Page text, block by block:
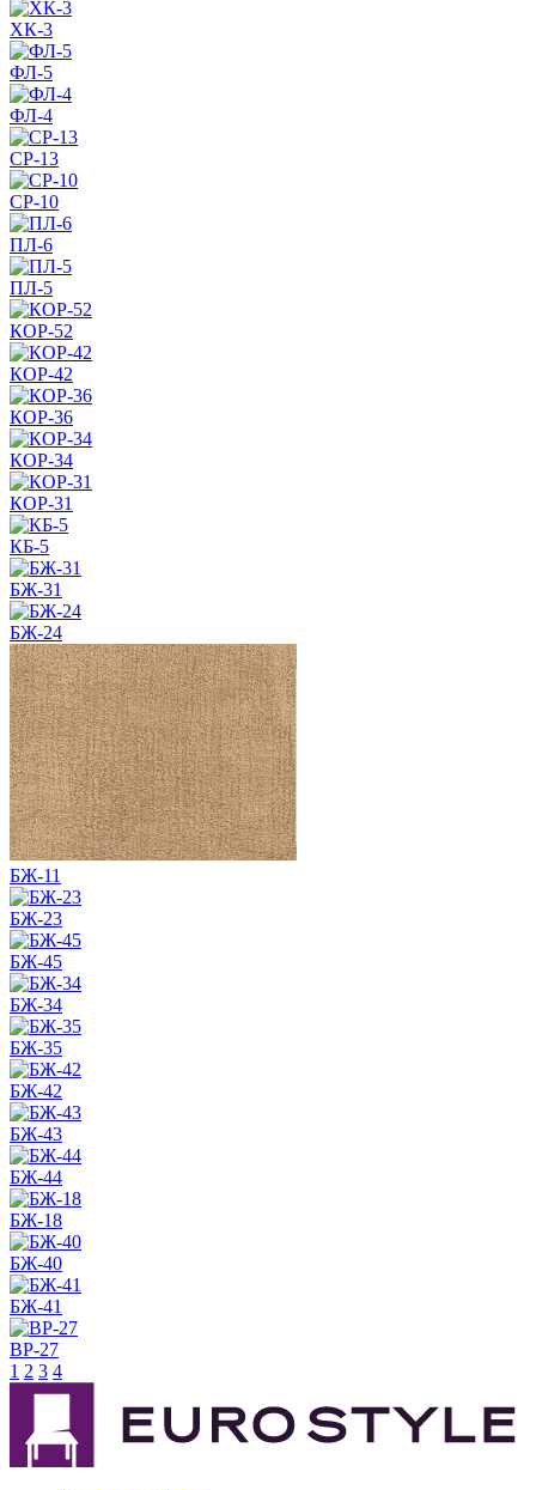
ХК-3
ФЛ-5
ФЛ-4
СР-13
СР-10
ПЛ-6
ПЛ-5
КОР-52
КОР-42
КОР-36
КОР-34
КОР-31
КБ-5
БЖ-31
БЖ-24
БЖ-11
БЖ-23
БЖ-45
БЖ-34
БЖ-35
БЖ-42
БЖ-43
БЖ-44
БЖ-18
БЖ-40
БЖ-41
ВР-27
1 2 3 4